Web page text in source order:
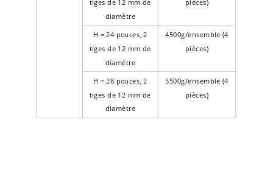
tiges de 12 mm de
diamètre
pièces)
H = 24 pouces, 2
tiges de 12 mm de
diamètre
4500g/ensemble (4
pièces)
H = 28 pouces, 2
tiges de 12 mm de
diamètre
5500g/ensemble (4
pièces)